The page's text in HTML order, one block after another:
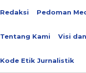
Redaksi Pedoman
Tentang Kami Visi
Kode Etik Jurnalistik